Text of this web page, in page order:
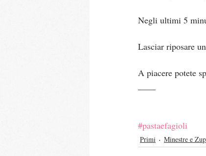
Negli ultimi 5
Lasciar riposare
A piacere potete
#pastaefagioli
Primi Minestre e